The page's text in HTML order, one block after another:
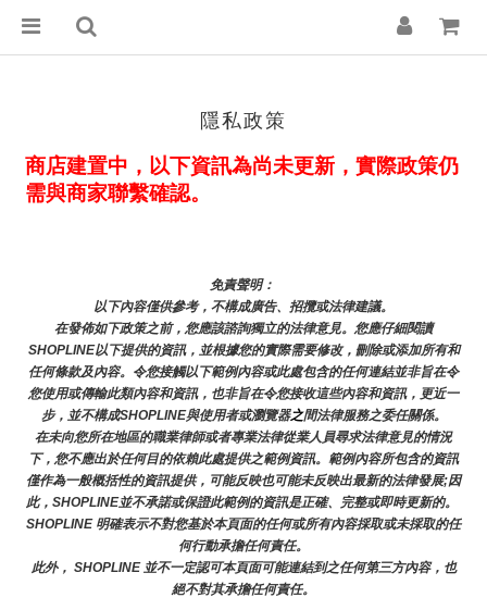
隱私政策
商店建置中，以下資訊為尚未更新，實際政策仍
需與商家聯繫確認。
免責聲明：
以下內容僅供參考，不構成廣告、招攬或法律建議。
在發佈如下政策之前，您應該諮詢獨立的法律意見。您應仔細閱讀
SHOPLINE以下提供的資訊，並根據您的實際需要修改，刪除或添加所有和
任何條款及內容。令您接觸以下範例內容或此處包含的任何連結並非旨在令
您使用或傳輸此類內容和資訊，也非旨在令您接收這些內容和資訊，更近一
步，並不構成SHOPLINE與使用者或瀏覽器之間法律服務之委任關係。
在未向您所在地區的職業律師或者專業法律從業人員尋求法律意見的情況
下，您不應出於任何目的依賴此處提供之範例資訊。範例內容所包含的資訊
僅作為一般概括性的資訊提供，可能反映也可能未反映出最新的法律發展;因
此，SHOPLINE並不承諾或保證此範例的資訊是正確、完整或即時更新的。
SHOPLINE 明確表示不對您基於本頁面的任何或所有內容採取或未採取的任
何行動承擔任何責任。
此外， SHOPLINE 並不一定認可本頁面可能連結到之任何第三方內容，也
絕不對其承擔任何責任。